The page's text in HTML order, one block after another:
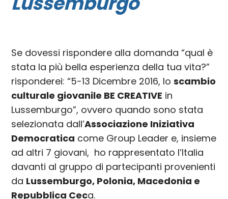
Se dovessi rispondere alla domanda “qual è
stata la più bella esperienza della tua vita?”
risponderei: “5-13 Dicembre 2016, loscambio
culturale giovanile BE CREATIVE in
Lussemburgo”, ovvero quando sono stata
selezionata dall’Associazione Iniziativa
Democratica come Group Leader e, insieme
ad altri 7 giovani, ho rappresentato l’Italia
davanti al gruppo di partecipanti provenienti
da Lussemburgo, Polonia, Macedonia e
Repubblica Ceca.